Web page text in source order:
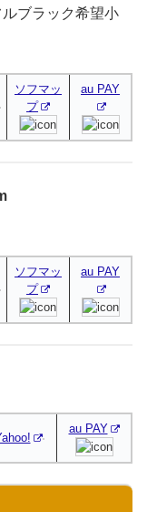
ブラック希望小
ソフマッ
プ
au PAY
ソフマッ
プ
au PAY
au PAY